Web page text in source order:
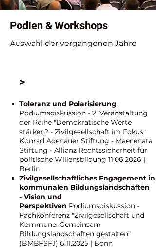
Podien & Workshops
Auswahl der vergangenen Jahre
>
Toleranz und Polarisierung.
Podiumsdiskussion - 2. Veranstaltung
der Reihe "Demokratische Werte
stärken? - Zivilgesellschaft im Fokus"
Konrad Adenauer Stiftung - Maecenata
Stiftung - Allianz Rechtssicherheit für
politische Willensbildung 11.06.2026 |
Berlin
Zivilgesellschaftliches Engagement in
kommunalen Bildungslandschaften
- Vision und
Perspektiven Podiumsdiskussion -
Fachkonferenz "Zivilgesellschaft und
Kommune: Gemeinsam
Bildungslandschaften gestalten"
(BMBFSFJ) 6.11.2025 | Bonn